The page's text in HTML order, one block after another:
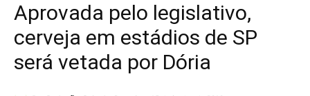
Aprovada pelo legislativo,
cerveja em estádios de SP
será vetada por Dória